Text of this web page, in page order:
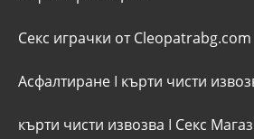
Секс играчки от Cleopatrabg.com
Асфалтиране I кърти чисти
кърти чисти извозва I Секс